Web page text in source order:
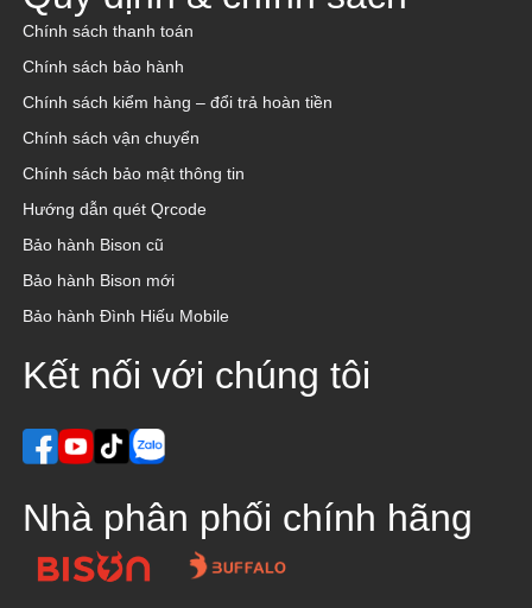
Chính sách thanh toán
Chính sách bảo hành
Chính sách kiểm hàng – đổi trả hoàn tiền
Chính sách vận chuyển
Chính sách bảo mật thông tin
Hướng dẫn quét Qrcode
Bảo hành Bison cũ
Bảo hành Bison mới
Bảo hành Đình Hiếu Mobile
Kết nối với chúng tôi
Nhà phân phối chính hãng